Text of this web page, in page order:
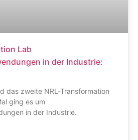
Lab
in der Industrie:
das zweite NRL-Transformation
ging es um
in der Industrie.